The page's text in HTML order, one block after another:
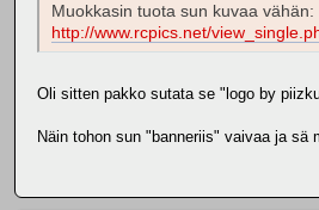
Muokkasin tuota sun kuvaa vähän:
http://www.rcpics.net/
Oli sitten pakko sutata se "logo by
Näin tohon sun "banneriis" vaivaa ja sä